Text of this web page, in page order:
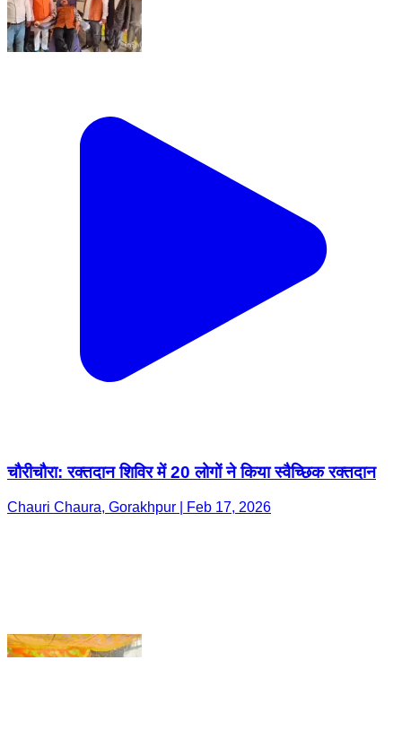
चौरीचौरा: रक्तदान शिविर में 20 लोगों ने किया स्वैच्छिक रक्तदान